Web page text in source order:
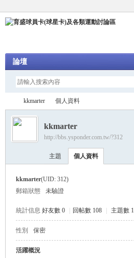
論壇
›
kkmarter 個人資料
kkmarter
http://bbs.ysponder.com.tw/?312
主題 個人資料
kkmarter(UID: 312)
郵箱狀態
未驗證
統計信息 好友數 0 回帖數 108 主題數 1
性別 保密
活躍概況